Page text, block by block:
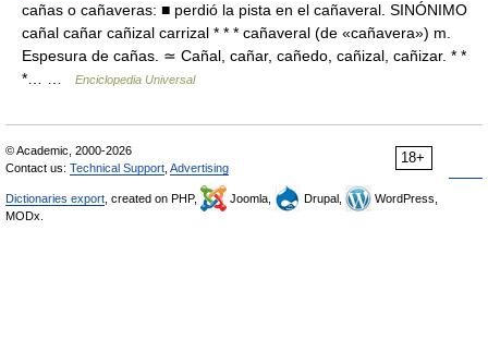
cañas o cañaveras: ■ perdió la pista en el cañaveral. SINÓNIMO
cañal cañar cañizal carrizal * * * cañaveral (de «cañavera») m.
Espesura de cañas. ≃ Cañal, cañar, cañedo, cañizal, cañizar. * *
*… …
Enciclopedia Universal
18+
© Academic, 2000-2026
Contact us: Technical Support Advertising
Dictionaries export , created on PHP, Joomla, Drupal,
WordPress,
MODx.